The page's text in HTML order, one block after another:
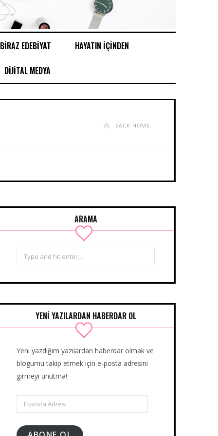
BİRAZ EDEBİYAT HAYATIN İÇİNDEN
DİJİTAL MEDYA
BACK HOME
ARAMA
Search
for:
YENİ YAZILARDAN HABERDAR OL
Yeni yazdığım yazılardan haberdar olmak ve
blogumu takip etmek için e-posta adresini
girmeyi unutma!
posta
Adresi